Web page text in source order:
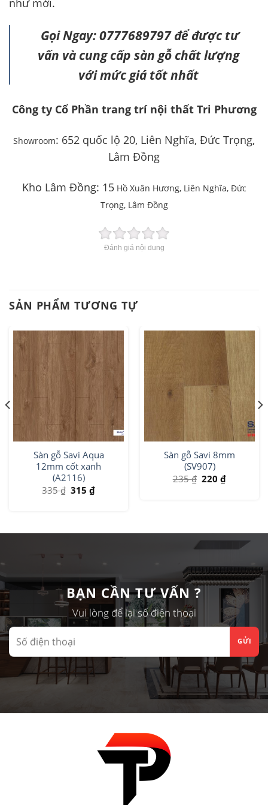
như mới.
Gọi Ngay: 0777689797 để được tư
vấn và cung cấp sàn gỗ chất lượng
với mức giá tốt nhất
Công ty Cổ Phần trang trí nội thất Tri Phương
Showroom: 652 quốc lộ 20, Liên Nghĩa, Đức Trọng,
Lâm Đồng
Kho Lâm Đồng: 15Hồ Xuân Hương, Liên Nghĩa, Đức
Trọng, Lâm Đồng
Đánh giá nội dung
SẢN PHẨM TƯƠNG TỰ
Sàn gỗ Savi Aqua
12mm cốt xanh
(A2116)
335₫ 315₫
Sàn gỗ Savi 8mm
(SV907)
235₫ 220₫
BẠN CẦN TƯ VẤN ?
Vui lòng để lại số điện thoại